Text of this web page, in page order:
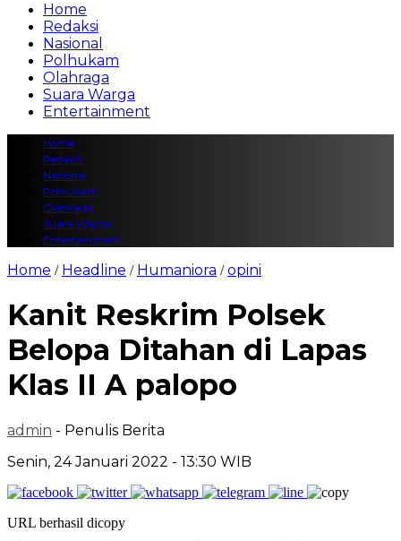
Home
Redaksi
Nasional
Polhukam
Olahraga
Suara Warga
Entertainment
Home
Redaksi
Nasional
Polhukam
Olahraga
Suara Warga
Entertainment
Home / Headline / Humaniora /opini
Kanit Reskrim Polsek
Belopa Ditahan di Lapas
Klas II A palopo
admin - Penulis Berita
Senin, 24 Januari 2022 - 13:30 WIB
URL berhasil dicopy